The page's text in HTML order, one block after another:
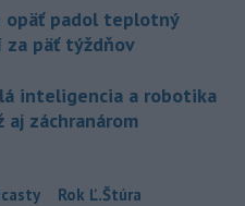
opäť padol teplotný
päť týždňov
inteligencia a robotika
aj záchranárom
Rok Ľ.Štúra